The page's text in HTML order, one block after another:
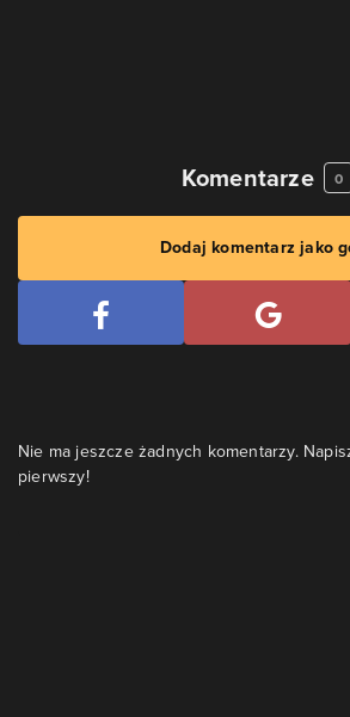
Komentarze 0
Dodaj komentarz jako
Nie ma jeszcze żadnych komentarzy.
pierwszy!